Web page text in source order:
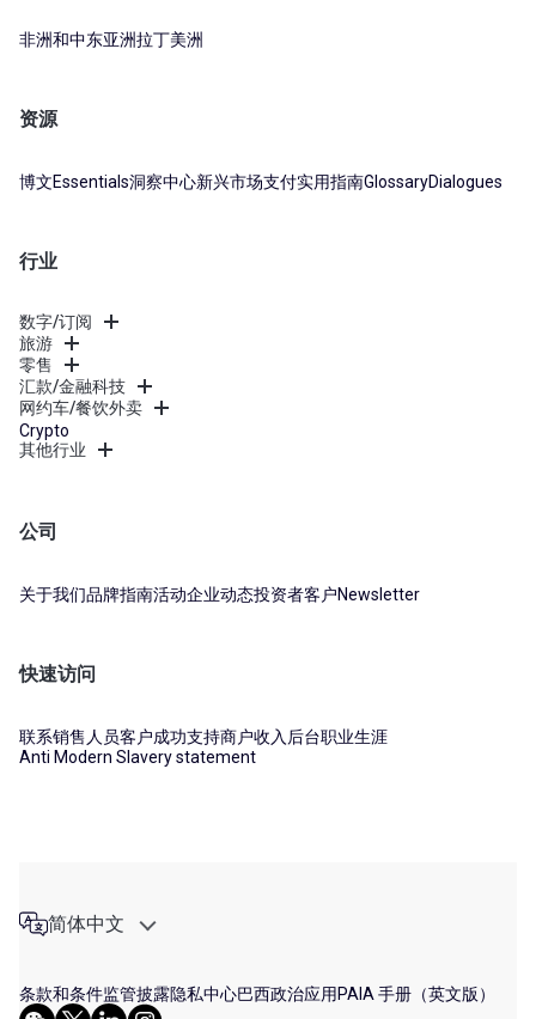
非洲和中东亚洲拉丁美洲
资源
博文Essentials洞察中心新兴市场支付实用指南GlossaryDialogues
行业
数字/订阅
旅游
零售
汇款/金融科技
网约车/餐饮外卖
Crypto
其他行业
公司
关于我们品牌指南活动企业动态投资者客户Newsletter
快速访问
联系销售人员客户成功支持商户收入后台职业生涯
Anti Modern Slavery statement
简体中文
条款和条件监管披露隐私中心巴西政治应用PAIA 手册（英文版）